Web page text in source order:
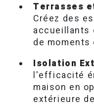
Terrasses
Créez des
accueillants
de
Isolation
l'efficacité
maison en
extérieure